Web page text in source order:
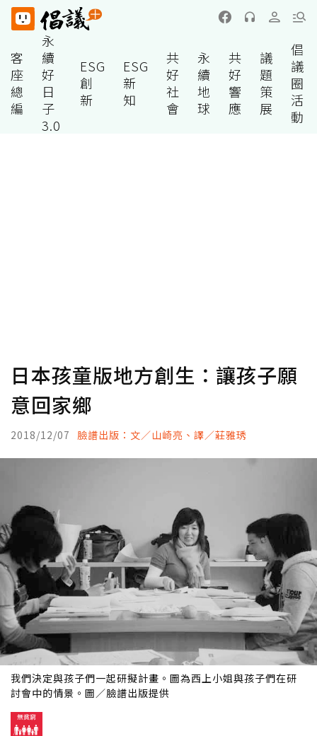
客
座
總
編
永
續
好
日
子
3.0
ESG
創
新
ESG
新
知
共
好
社
會
永
續
地
球
共
好
響
應
議
題
策
展
倡
議
圈
活
動
日本孩童版地方創生：讓孩子願
意回家鄉
2018/12/07 臉譜出版：文／山崎亮、譯／莊雅琇
我們決定與孩子們一起研擬計畫。圖為西上小姐與孩子們在研
討會中的情景。圖／臉譜出版提供